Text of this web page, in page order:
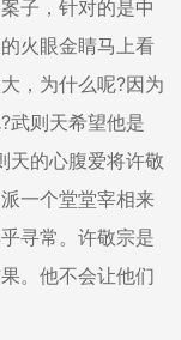
子，针对的是中
火眼金睛马上看
，为什么呢?因为
武则天希望他是
天的心腹爱将许敬
一个堂堂宰相来
寻常。许敬宗是
。他不会让他们